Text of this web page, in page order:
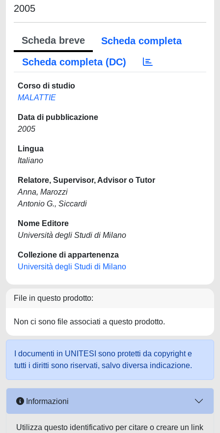
2005
Scheda breve
Scheda completa
Scheda completa (DC)
Corso di studio
MALATTIE
Data di pubblicazione
2005
Lingua
Italiano
Relatore, Supervisor, Advisor o Tutor
Anna, Marozzi
Antonio G., Siccardi
Nome Editore
Università degli Studi di Milano
Collezione di appartenenza
Università degli Studi di Milano
File in questo prodotto:
Non ci sono file associati a questo prodotto.
I documenti in UNITESI sono protetti da copyright e
tutti i diritti sono riservati, salvo diversa indicazione.
Informazioni
Utilizza questo identificativo per citare o creare un link